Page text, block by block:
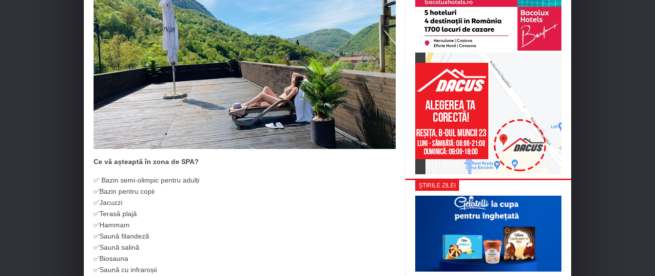
Ce vă așteaptă în zona de SPA?
✅ Bazin semi-olimpic pentru adulți
✅Bazin pentru copii
✅Jacuzzi
✅Terasă plajă
✅Hammam
✅Saună filandeză
✅Saună salină
✅Biosauna
✅Saună cu infraroșii
ȘTIRILE ZILEI